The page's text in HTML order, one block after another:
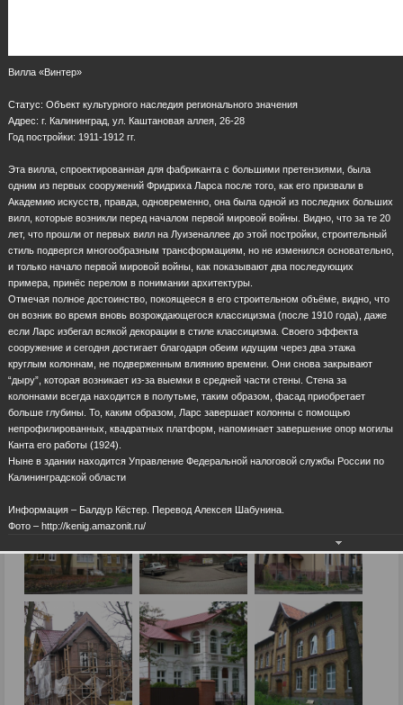
Вилла «Винтер»
Статус: Объект культурного наследия регионального значения
Адрес: г. Калининград, ул. Каштановая аллея, 26-28
Год постройки: 1911-1912 гг.
Эта вилла, спроектированная для фабриканта с большими претензиями, была
одним из первых сооружений Фридриха Ларса после того, как его призвали в
Академию искусств, правда, одновременно, она была одной из последних больших
вилл, которые возникли перед началом первой мировой войны. Видно, что за те 20
лет, что прошли от первых вилл на Луизеналлее до этой постройки, строительный
стиль подвергся многообразным трансформациям, но не изменился основательно,
и только начало первой мировой войны, как показывают два последующих
примера, принёс перелом в понимании архитектуры.
Отмечая полное достоинство, покоящееся в его строительном объёме, видно, что
он возник во время вновь возрождающегося классицизма (после 1910 года), даже
если Ларс избегал всякой декорации в стиле классицизма. Своего эффекта
сооружение и сегодня достигает благодаря обеим идущим через два этажа
круглым колоннам, не подверженным влиянию времени. Они снова закрывают
“дыру”, которая возникает из-за выемки в средней части стены. Стена за
колоннами всегда находится в полутьме, таким образом, фасад приобретает
больше глубины. То, каким образом, Ларс завершает колонны с помощью
непрофилированных, квадратных платформ, напоминает завершение опор могилы
Канта его работы (1924).
Ныне в здании находится Управление Федеральной налоговой службы России по
Калининградской области
Информация – Балдур Кёстер. Перевод Алексея Шабунина.
Фото – http://kenig.amazonit.ru/